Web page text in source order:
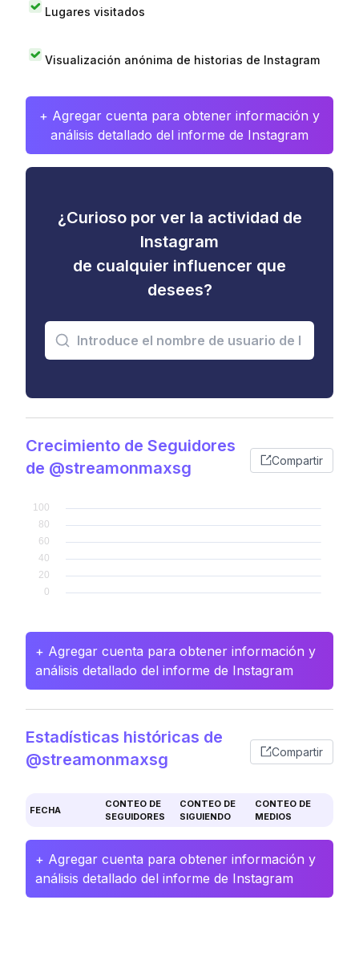
Lugares visitados
Visualización anónima de historias de Instagram
+ Agregar cuenta para obtener información y
análisis detallado del informe de Instagram
¿Curioso por ver la actividad de
Instagram
de cualquier influencer que
desees?
Crecimiento de Seguidores
de @streamonmaxsg
Compartir
+ Agregar cuenta para obtener información y
análisis detallado del informe de Instagram
Estadísticas históricas de
@streamonmaxsg
Compartir
FECHA
CONTEO DE
SEGUIDORES
CONTEO DE
SIGUIENDO
CONTEO DE
MEDIOS
+ Agregar cuenta para obtener información y
análisis detallado del informe de Instagram